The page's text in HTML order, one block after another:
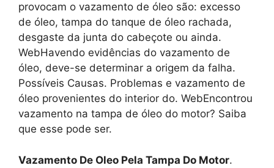
provocam o vazamento de óleo são: excesso
de óleo, tampa do tanque de óleo rachada,
desgaste da junta do cabeçote ou ainda.
WebHavendo evidências do vazamento de
óleo, deve-se determinar a origem da falha.
Possíveis Causas. Problemas e vazamento de
óleo provenientes do interior do. WebEncontrou
vazamento na tampa de óleo do motor? Saiba
que esse pode ser.
Vazamento De Oleo Pela Tampa Do Motor.